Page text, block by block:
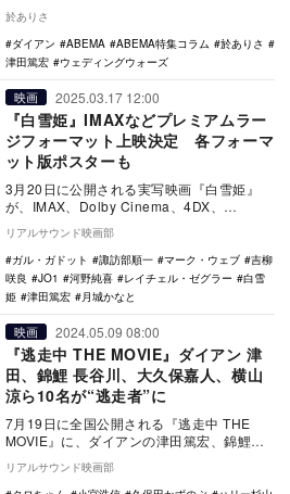
Netflixのバ…
於ありさ
ダイアン
ABEMA ABEMA特集コラム
於ありさ
津田篤宏
ウェディングウォーズ
映画 2025.03.17 12:00
『白雪姫』IMAXなどプレミアムラー
ジフォーマット上映決定 各フォーマ
ット版ポスターも
3月20日に公開される実写映画『白雪姫』
が、IMAX、Dolby Cinema、4DX、
MX4D、ScreenXのプレミアムラー…
リアルサウンド映画部
ガル・ガドット
諏訪部順一 マーク・ウェブ
吉柳
咲良
JO1 河野純喜 レイチェル・ゼグラー
白雪
姫
津田篤宏 月城かなと
映画 2024.05.09 08:00
『逃走中 THE MOVIE』ダイアン 津
田、錦鯉 長谷川、大久保嘉人、横山
涼ら10名が“逃走者”に
7月19日に全国公開される『逃走中 THE
MOVIE』に、ダイアンの津田篤宏、錦鯉の
長谷川雅紀、大久保嘉人、景井ひならが“逃
走…
リアルサウンド映画部